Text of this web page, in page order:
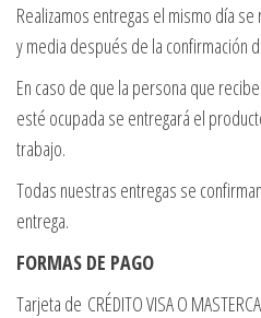
Realizamos entregas el mismo día
y media después de la confirmación
En caso de que la persona que
esté ocupada se entregará el
trabajo.
Todas nuestras entregas se
entrega.
FORMAS DE PAGO
Tarjeta de CRÉDITO VISA O